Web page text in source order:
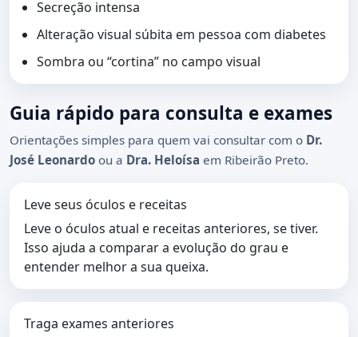
Secreção intensa
Alteração visual súbita em pessoa com diabetes
Sombra ou “cortina” no campo visual
Guia rápido para consulta e exames
Orientações simples para quem vai consultar com o Dr.
José Leonardo ou a Dra. Heloísa em Ribeirão Preto.
Leve seus óculos e receitas
Leve o óculos atual e receitas anteriores, se tiver.
Isso ajuda a comparar a evolução do grau e
entender melhor a sua queixa.
Traga exames anteriores